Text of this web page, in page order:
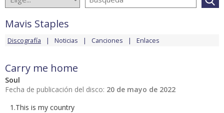
Mavis Staples
Discografía Noticias Canciones Enlaces
Carry me home
Soul
Fecha de publicación del disco: 20 de mayo de 2022
1.This is my country